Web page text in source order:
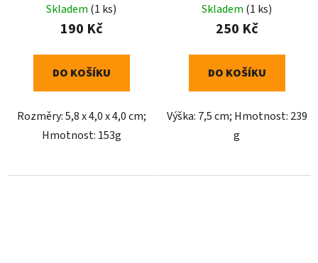
Skladem (1 ks)
190 Kč
DO KOŠÍKU
Rozměry: 5,8 x 4,0 x 4,0 cm;
Hmotnost: 153g
Skladem (1 ks)
250 Kč
DO KOŠÍKU
Výška: 7,5 cm; Hmotnost: 239
g